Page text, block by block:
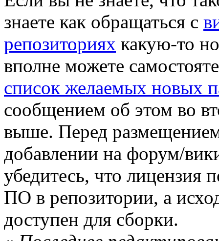
знаете как обращаться с
репозиториях какую-то
вполне можете
список желаемых новых
сообщением об этом во
выше. Перед
добавлении на форум/
убедитесь, что лицензия
ПО в репозитории, а
доступен для сборки.